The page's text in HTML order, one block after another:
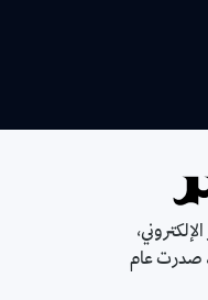
صدرت عام